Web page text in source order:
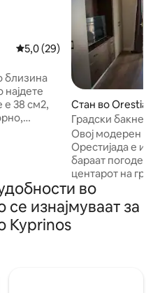
Просечна оцена: 5,0 од 5,
5,0 (29)
близина
најдете
е 38 см2,
станица,
пазар
тука.
Стан во Orestiada
Градски бакнеж
Овој модерен и
Орестијада е
бараат погоден
центарот на
пешачење,
кафулиња,
пекарници и
во
изнајмуваат за
Kyprinos